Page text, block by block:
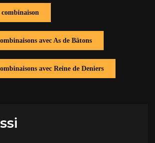
combinaison
avec As de Bâtons
avec Reine de Deniers